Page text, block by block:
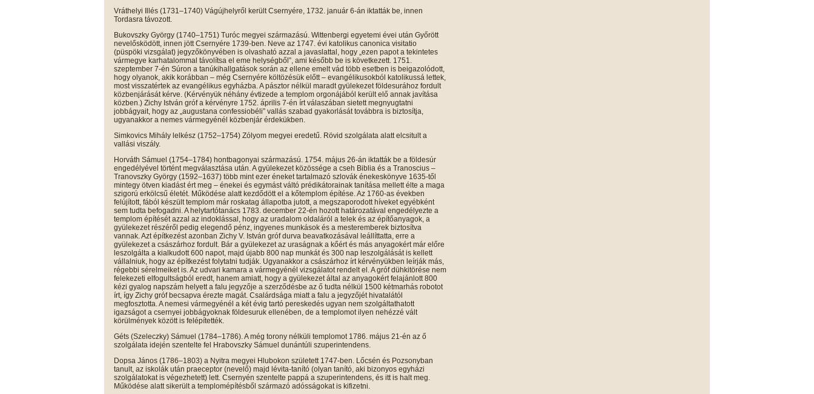
Vráthelyi Illés (1731–1740) Vágújhelyről került Csernyére, 1732. január 6-án iktatták be, innen
Tordasra távozott.
Bukovszky György (1740–1751) Turóc megyei származású. Wittenbergi egyetemi évei után Győrött
nevelősködött, innen jött Csernyére 1739-ben. Neve az 1747. évi katolikus canonica visitatio
(püspöki vizsgálat) jegyzőkönyvében is olvasható azzal a javaslattal, hogy „ezen papot a tekintetes
vármegye karhatalommal távolítsa el eme helységből”, ami később be is következett. 1751.
szeptember 7-én Súron a tanúkihallgatások során az ellene emelt vád több esetben is beigazolódott,
hogy olyanok, akik korábban – még Csernyére költözésük előtt – evangélikusokból katolikussá lettek,
most visszatértek az evangélikus egyházba. A pásztor nélkül maradt gyülekezet földesurához fordult
közbenjárását kérve. (Kérvényük néhány évtizede a templom orgonájából került elő annak javítása
közben.) Zichy István gróf a kérvényre 1752. április 7-én írt válaszában sietett megnyugtatni
jobbágyait, hogy az „augustana confessiobéli” vallás szabad gyakorlását továbbra is biztosítja,
ugyanakkor a nemes vármegyénél közbenjár érdekükben.
Simkovics Mihály lelkész (1752–1754) Zólyom megyei eredetű. Rövid szolgálata alatt elcsitult a
vallási viszály.
Horváth Sámuel (1754–1784) hontbagonyai származású. 1754. május 26-án iktatták be a földesúr
engedélyével történt megválasztása után. A gyülekezet közössége a cseh Biblia és a Tranoscius –
Tranovszky György (1592–1637) több mint ezer éneket tartalmazó szlovák énekeskönyve 1635-től
mintegy ötven kiadást ért meg – énekei és egymást váltó prédikátorainak tanítása mellett élte a maga
szigorú erkölcsű életét. Működése alatt kezdődött el a kőtemplom építése. Az 1760-as években
felújított, fából készült templom már roskatag állapotba jutott, a megszaporodott híveket egyébként
sem tudta befogadni. A helytartótanács 1783. december 22-én hozott határozatával engedélyezte a
templom építését azzal az indoklással, hogy az uradalom oldaláról a telek és az építőanyagok, a
gyülekezet részéről pedig elegendő pénz, ingyenes munkások és a mesteremberek biztosítva
vannak. Azt építkezést azonban Zichy V. István gróf durva beavatkozásával leállíttatta, erre a
gyülekezet a császárhoz fordult. Bár a gyülekezet az uraságnak a kőért és más anyagokért már előre
leszolgálta a kialkudott 600 napot, majd újabb 800 nap munkát és 300 nap leszolgálását is kellett
vállalniuk, hogy az építkezést folytatni tudják. Ugyanakkor a császárhoz írt kérvényükben leírják más,
régebbi sérelmeiket is. Az udvari kamara a vármegyénél vizsgálatot rendelt el. A gróf dühkitörése nem
felekezeti elfogultságból eredt, hanem amiatt, hogy a gyülekezet által az anyagokért felajánlott 800
kézi gyalog napszám helyett a falu jegyzője a szerződésbe az ő tudta nélkül 1500 kétmarhás robotot
írt, így Zichy gróf becsapva érezte magát. Csalárdsága miatt a falu a jegyzőjét hivatalától
megfosztotta. A nemesi vármegyénél a két évig tartó pereskedés ugyan nem szolgáltathatott
igazságot a csernyei jobbágyoknak földesuruk ellenében, de a templomot ilyen nehézzé vált
körülmények között is felépítették.
Géts (Szeleczky) Sámuel (1784–1786). A még torony nélküli templomot 1786. május 21-én az ő
szolgálata idején szentelte fel Hrabovszky Sámuel dunántúli szuperintendens.
Dopsa János (1786–1803) a Nyitra megyei Hlubokon született 1747-ben. Lőcsén és Pozsonyban
tanult, az iskolák után praeceptor (nevelő) majd lévita-tanító (olyan tanító, aki bizonyos egyházi
szolgálatokat is végezhetett) lett. Csernyén szentelte pappá a szuperintendens, és itt is halt meg.
Működése alatt sikerült a templomépítésből származó adósságokat is kifizetni.